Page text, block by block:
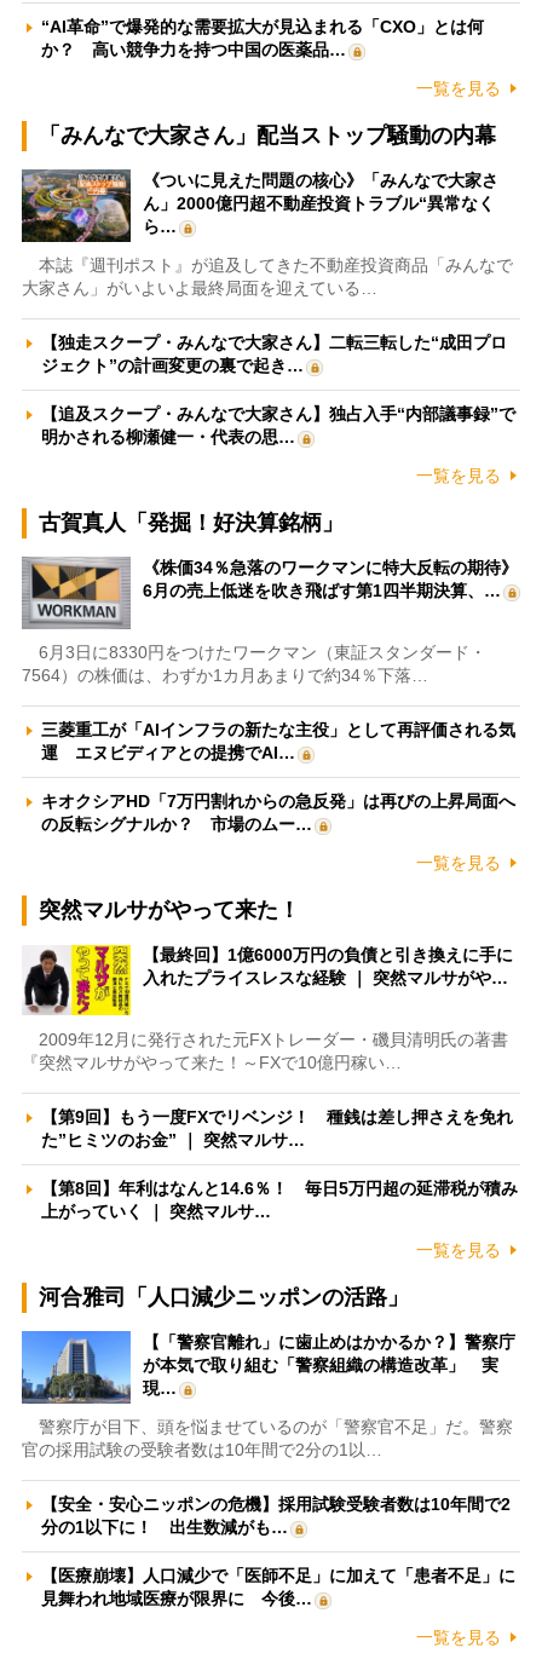
“AI革命”で爆発的な需要拡大が見込まれる「CXO」とは何
か？ 高い競争力を持つ中国の医薬品…
一覧を見る
「みんなで大家さん」配当ストップ騒動の内幕
《ついに見えた問題の核心》「みんなで大家さ
ん」2000億円超不動産投資トラブル“異常なく
ら…
本誌『週刊ポスト』が追及してきた不動産投資商品「みんなで
大家さん」がいよいよ最終局面を迎えている…
【独走スクープ・みんなで大家さん】二転三転した“成田プロ
ジェクト”の計画変更の裏で起き…
【追及スクープ・みんなで大家さん】独占入手“内部議事録”で
明かされる柳瀬健一・代表の思…
一覧を見る
古賀真人「発掘！好決算銘柄」
《株価34％急落のワークマンに特大反転の期待》
6月の売上低迷を吹き飛ばす第1四半期決算、…
6月3日に8330円をつけたワークマン（東証スタンダード・
7564）の株価は、わずか1カ月あまりで約34％下落…
三菱重工が「AIインフラの新たな主役」として再評価される気
運 エヌビディアとの提携でAI…
キオクシアHD「7万円割れからの急反発」は再びの上昇局面へ
の反転シグナルか？ 市場のムー…
一覧を見る
突然マルサがやって来た！
【最終回】1億6000万円の負債と引き換えに手に
入れたプライスレスな経験 ｜ 突然マルサがや…
2009年12月に発行された元FXトレーダー・磯貝清明氏の著書
『突然マルサがやって来た！～FXで10億円稼い…
【第9回】もう一度FXでリベンジ！ 種銭は差し押さえを免れ
た”ヒミツのお金” ｜ 突然マルサ…
【第8回】年利はなんと14.6％！ 毎日5万円超の延滞税が積み
上がっていく ｜ 突然マルサ…
一覧を見る
河合雅司「人口減少ニッポンの活路」
【「警察官離れ」に歯止めはかかるか？】警察庁
が本気で取り組む「警察組織の構造改革」 実
現…
警察庁が目下、頭を悩ませているのが「警察官不足」だ。警察
官の採用試験の受験者数は10年間で2分の1以…
【安全・安心ニッポンの危機】採用試験受験者数は10年間で2
分の1以下に！ 出生数減がも…
【医療崩壊】人口減少で「医師不足」に加えて「患者不足」に
見舞われ地域医療が限界に 今後…
一覧を見る